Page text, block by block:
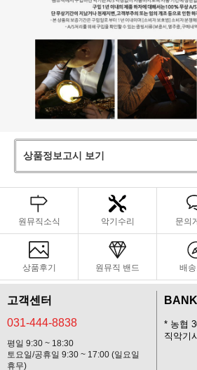
상품정보고시 보기
원뮤직소식 악기수리 문의
상품후기 원뮤직 밴드 배송
고객센터
031-444-8838
평일 9:30 ~ 18:30
토요일/공휴일 9:30 ~ 17:00 (일요일
휴무)
* 농협
직악기